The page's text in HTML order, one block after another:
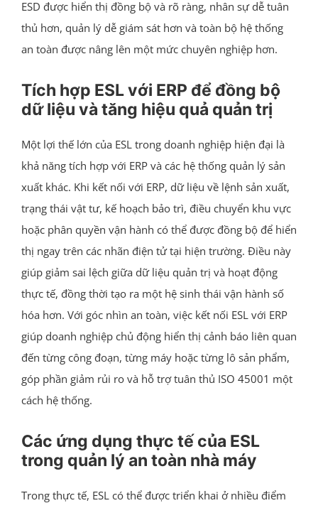
ESD được hiển thị đồng bộ và rõ ràng, nhân sự dễ tuân
thủ hơn, quản lý dễ giám sát hơn và toàn bộ hệ thống
an toàn được nâng lên một mức chuyên nghiệp hơn.
Tích hợp ESL với ERP để đồng bộ
dữ liệu và tăng hiệu quả quản trị
Một lợi thế lớn của ESL trong doanh nghiệp hiện đại là
khả năng tích hợp với ERP và các hệ thống quản lý sản
xuất khác. Khi kết nối với ERP, dữ liệu về lệnh sản xuất,
trạng thái vật tư, kế hoạch bảo trì, điều chuyển khu vực
hoặc phân quyền vận hành có thể được đồng bộ để hiển
thị ngay trên các nhãn điện tử tại hiện trường. Điều này
giúp giảm sai lệch giữa dữ liệu quản trị và hoạt động
thực tế, đồng thời tạo ra một hệ sinh thái vận hành số
hóa hơn. Với góc nhìn an toàn, việc kết nối ESL với ERP
giúp doanh nghiệp chủ động hiển thị cảnh báo liên quan
đến từng công đoạn, từng máy hoặc từng lô sản phẩm,
góp phần giảm rủi ro và hỗ trợ tuân thủ ISO 45001 một
cách hệ thống.
Các ứng dụng thực tế của ESL
trong quản lý an toàn nhà máy
Trong thực tế, ESL có thể được triển khai ở nhiều điểm